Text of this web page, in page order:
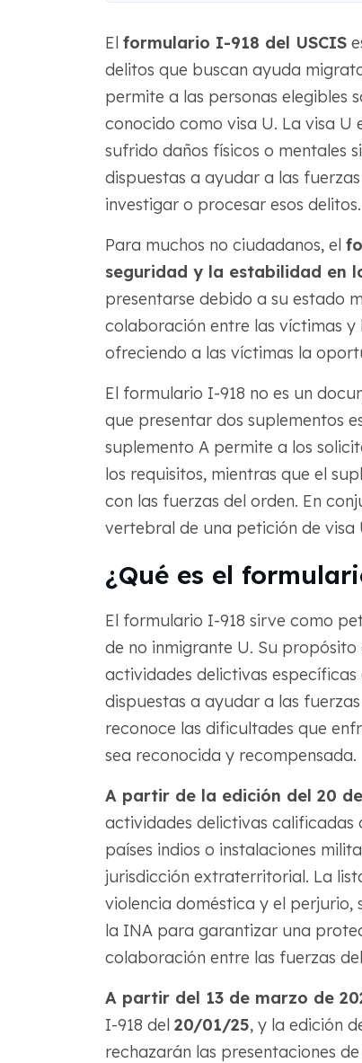
El formulario I-918 del USCIS
delitos que buscan ayuda
permite a las personas elegibles
conocido como visa U. La visa
sufrido daños físicos o mentales
dispuestas a ayudar a las
investigar o procesar esos delitos.
Para muchos no ciudadanos, el
seguridad y la estabilidad en
presentarse debido a su estado
colaboración entre las víctimas
ofreciendo a las víctimas la
El formulario I-918 no es un
que presentar dos suplementos
suplemento A permite a los
los requisitos, mientras que el
con las fuerzas del orden. En
vertebral de una petición de visa
¿Qué es el
El formulario I-918 sirve como
de no inmigrante U. Su
actividades delictivas
dispuestas a ayudar a las
reconoce las dificultades que
sea reconocida y recompensada.
A partir de la edición del 20
actividades delictivas calificadas
países indios o instalaciones
jurisdicción extraterritorial. La
violencia doméstica y el perjurio,
la INA para garantizar una
colaboración entre las fuerzas
A partir del 13 de marzo de
I-918 del 20/01/25, y la edición
rechazarán las presentaciones